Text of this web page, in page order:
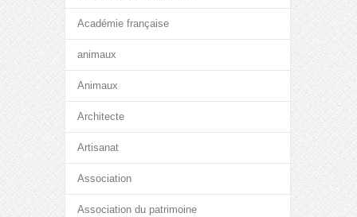
Académie française
animaux
Animaux
Architecte
Artisanat
Association
Association du patrimoine